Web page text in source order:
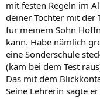
mit festen Regeln im
deiner Tochter mit der
für meinem Sohn
kann. Habe nämlich
eine Sonderschule
(kam bei dem Test
Das mit dem
Seine Lehrerin sagte